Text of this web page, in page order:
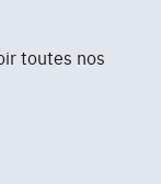
toutes nos